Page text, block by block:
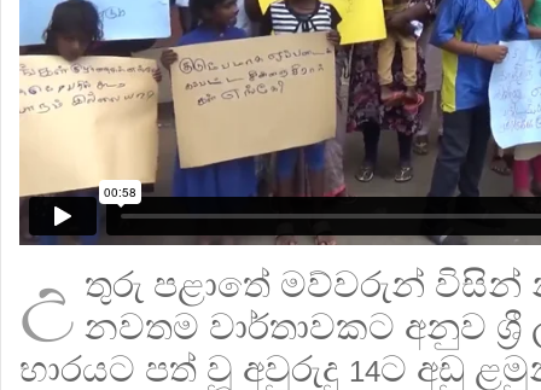
උ තුරු පළාතේ මව්වරුන්
නවතම වාර්තාවකට අනුව ශ්‍රී
භාරයට පත් වූ අවුරුදු 14ට අඩු